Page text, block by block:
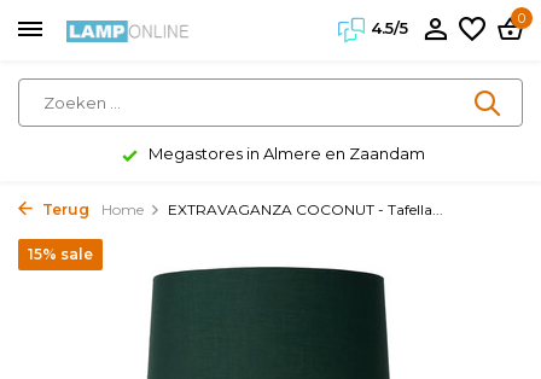
4.5/5
0
Megastores in Almere en Zaandam
Terug Home EXTRAVAGANZA COCONUT - Tafella...
15% sale